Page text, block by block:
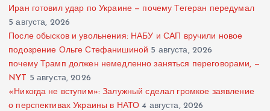
Иран готовил удар по Украине — почему Тегеран передумал
5 августа, 2026
После обысков и увольнения: НАБУ и САП вручили новое
подозрение Ольге Стефанишиной 5 августа, 2026
почему Трамп должен немедленно заняться переговорами, —
NYT 5 августа, 2026
«Никогда не вступим»: Залужный сделал громкое заявление
о перспективах Украины в НАТО 4 августа, 2026